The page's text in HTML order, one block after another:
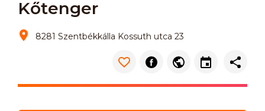
Kőtenger
8281 Szentbékkálla Kossuth utca 23